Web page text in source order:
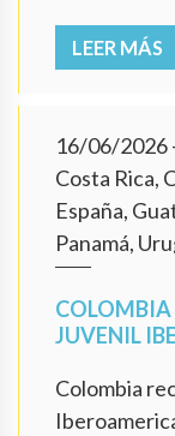
LEER MÁS
16/06/2026
Costa Rica,
España,
Panamá,
COLOMBIA
JUVENIL
Colombia